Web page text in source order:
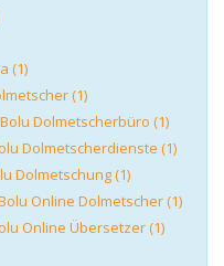
(1)
(1)
Bolu Dolmetscherbüro (1)
Dolmetscherdienste (1)
Dolmetschung (1)
Online Dolmetscher (1)
Online Übersetzer (1)